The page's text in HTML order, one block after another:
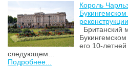
Король
реконструкции
Британский
его 10-
следующем...
Подробнее...